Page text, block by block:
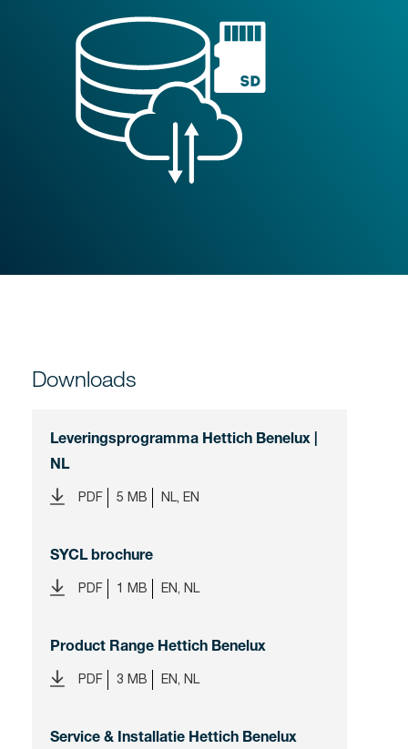
Downloads
Leveringsprogramma Hettich Benelux |
NL
PDF 5 MB NL, EN
SYCL brochure
PDF 1 MB EN, NL
Product Range Hettich Benelux
PDF 3 MB EN, NL
Service & Installatie Hettich Benelux